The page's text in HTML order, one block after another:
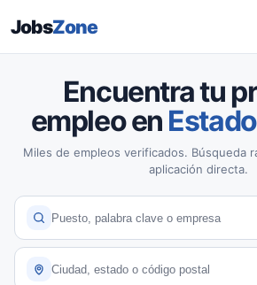
JobsZone
Encuentra tu
empleo en
Miles de empleos verificados. Búsqueda
aplicación directa.